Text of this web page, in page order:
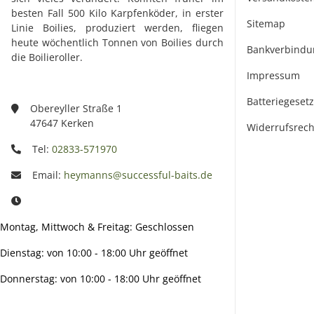
besten Fall 500 Kilo Karpfenköder, in erster
Linie Boilies, produziert werden, fliegen
heute wöchentlich Tonnen von Boilies durch
die Boilieroller.
Obereyller Straße 1
47647 Kerken
Tel: 02833-571970
Email: heymanns@successful-baits.de
Montag, Mittwoch & Freitag: Geschlossen
Dienstag: von 10:00 - 18:00 Uhr geöffnet
Donnerstag: von 10:00 - 18:00 Uhr geöffnet
Sitemap
Impressum